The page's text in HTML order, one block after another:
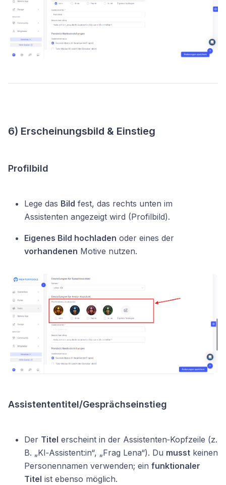
6) Erscheinungsbild & Einstieg
Profilbild
Lege das Bild fest, das rechts unten im
Assistenten angezeigt wird (Profilbild).
Eigenes Bild hochladen oder eines der
vorhandenen Motive nutzen.
Assistententitel/Gesprächseinstieg
Der Titel erscheint in der Assistenten‑Kopfzeile (z.
B. „KI‑Assistent:in“, „Frag Lena“). Du musst keinen
Personennamen verwenden; ein funktionaler
Titel ist ebenso möglich.